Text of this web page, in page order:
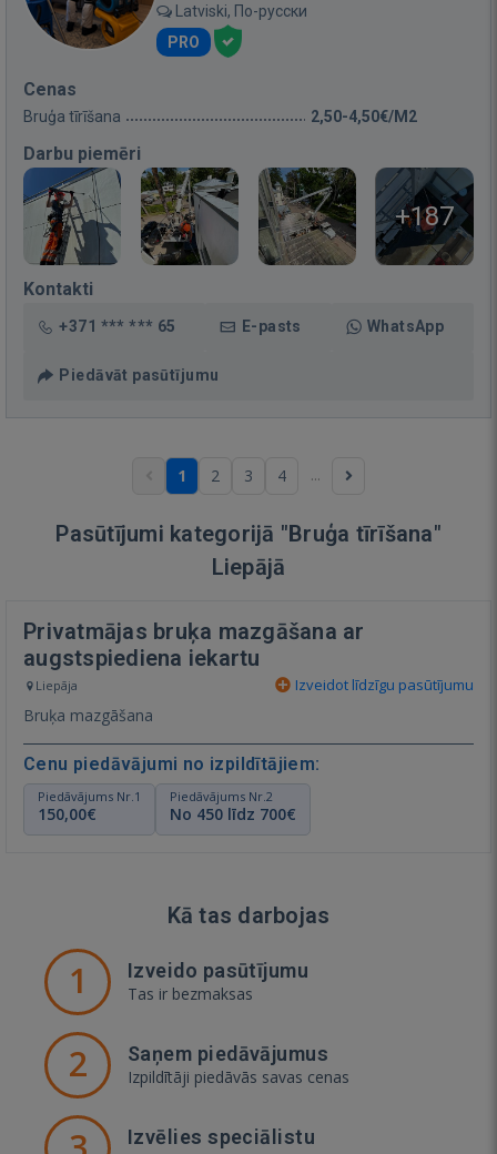
Latviski, По-русски
PRO
Cenas
Bruģa tīrīšana 2,50-4,50€/M2
Darbu piemēri
+187
Kontakti
+371 *** *** 65 E-pasts WhatsApp
Piedāvāt pasūtījumu
1 2 3 4 ...
Pasūtījumi kategorijā "Bruģa tīrīšana"
Liepājā
Privatmājas bruķa mazgāšana ar
augstspiediena iekartu
Liepāja Izveidot līdzīgu pasūtījumu
Bruķa mazgāšana
Cenu piedāvājumi no izpildītājiem:
Piedāvājums Nr.1
150,00€
Piedāvājums Nr.2
No 450 līdz 700€
Kā tas darbojas
1 Izveido pasūtījumu
Tas ir bezmaksas
2 Saņem piedāvājumus
Izpildītāji piedāvās savas cenas
Izvēlies speciālistu